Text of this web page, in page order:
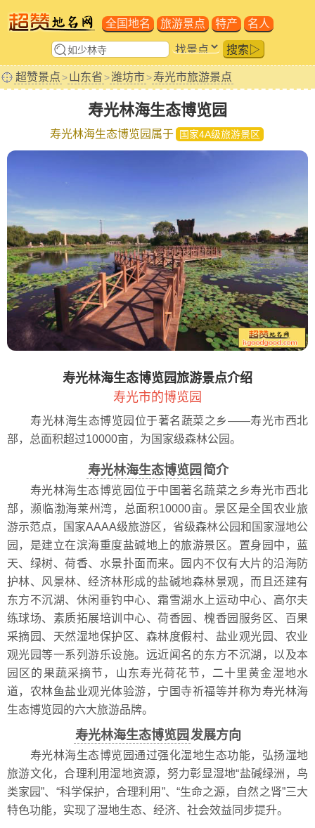
全国地名 旅游景点 特产 名人
搜索▷
超赞景点>山东省>潍坊市>寿光市旅游景点
寿光林海生态博览园
寿光林海生态博览园属于 国家4A级旅游景区
寿光林海生态博览园旅游景点介绍
寿光市的博览园
寿光林海生态博览园位于著名蔬菜之乡――寿光市西北
部，总面积超过10000亩，为国家级森林公园。
寿光林海生态博览园 简介
寿光林海生态博览园位于中国著名蔬菜之乡寿光市西北
部，濒临渤海莱州湾，总面积10000亩。景区是全国农业旅
游示范点，国家AAAA级旅游区，省级森林公园和国家湿地公
园，是建立在滨海重度盐碱地上的旅游景区。置身园中，蓝
天、绿树、荷香、水景扑面而来。园内不仅有大片的沿海防
护林、风景林、经济林形成的盐碱地森林景观，而且还建有
东方不沉湖、休闲垂钓中心、霜雪湖水上运动中心、高尔夫
练球场、素质拓展培训中心、荷香园、槐香园服务区、百果
采摘园、天然湿地保护区、森林度假村、盐业观光园、农业
观光园等一系列游乐设施。远近闻名的东方不沉湖，以及本
园区的果蔬采摘节，山东寿光荷花节，二十里黄金湿地水
道，农林鱼盐业观光体验游，宁国寺祈福等并称为寿光林海
生态博览园的六大旅游品牌。
寿光林海生态博览园 发展方向
寿光林海生态博览园通过强化湿地生态功能，弘扬湿地
旅游文化，合理利用湿地资源，努力彰显湿地“盐碱绿洲，鸟
类家园”、“科学保护，合理利用”、“生命之源，自然之肾”三大
特色功能，实现了湿地生态、经济、社会效益同步提升。